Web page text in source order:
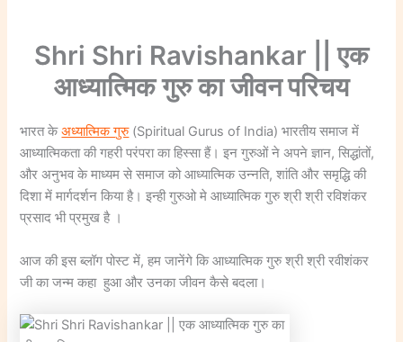
Shri Shri Ravishankar || एक
आध्यात्मिक गुरु का जीवन परिचय
भारत केअध्यात्मिक गुरु(Spiritual Gurus of India) भारतीय समाज में
आध्यात्मिकता की गहरी परंपरा का हिस्सा हैं। इन गुरुओं ने अपने ज्ञान, सिद्धांतों,
और अनुभव के माध्यम से समाज को आध्यात्मिक उन्नति, शांति और समृद्धि की
दिशा में मार्गदर्शन किया है। इन्ही गुरुओ मे आध्यात्मिक गुरु श्री श्री रविशंकर
प्रसाद भी प्रमुख है ।
आज की इस ब्लॉग पोस्ट में, हम जानेंगे कि आध्यात्मिक गुरु श्री श्री रवीशंकर
जी का जन्म कहा हुआ और उनका जीवन कैसे बदला।